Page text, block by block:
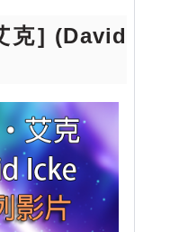
克] (David